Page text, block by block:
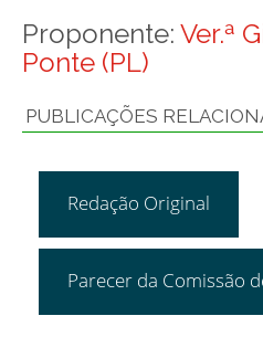
Proponente: Ver.ª
Ponte (PL)
PUBLICAÇÕES
Redação Original
Parecer da Comissão